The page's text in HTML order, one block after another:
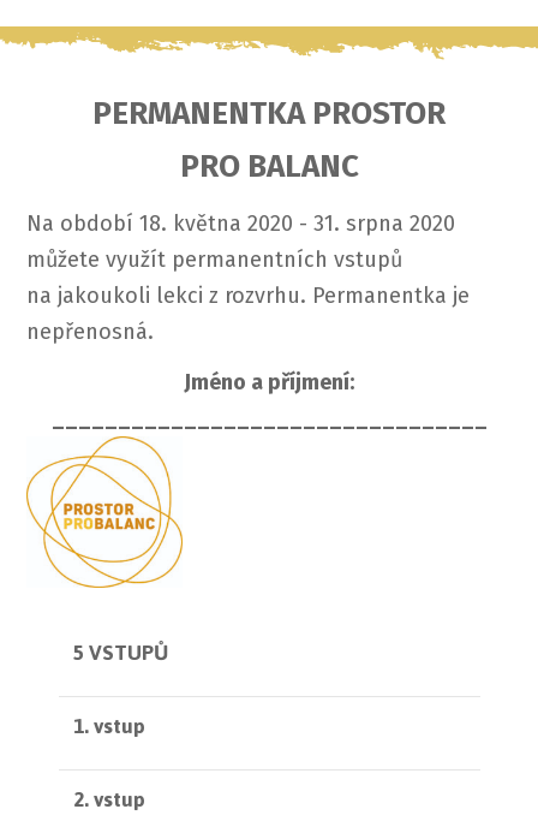
PERMANENTKA PROSTOR
PRO BALANC
Na období 18. května 2020 - 31. srpna 2020
můžete využít permanentních vstupů
na jakoukoli lekci z rozvrhu. Permanentka je
nepřenosná.
Jméno a příjmení:
5 VSTUPŮ
1. vstup
2. vstup